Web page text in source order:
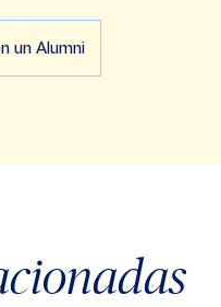
un Alumni